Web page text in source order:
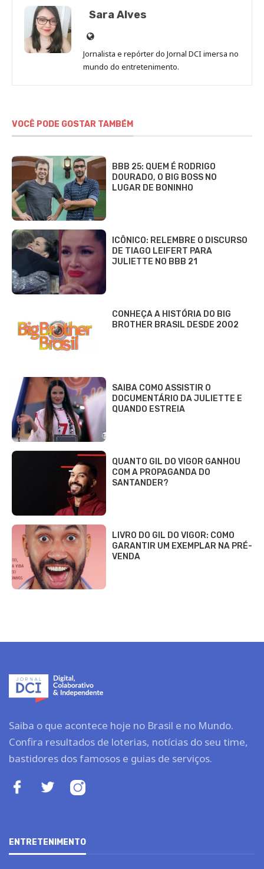
Sara Alves
Site
de
Sara
Jornalista e repórter do Jornal DCI imersa no
mundo do entretenimento.
VOCÊ PODE GOSTAR TAMBÉM
BBB 25: QUEM É RODRIGO
DOURADO, O BIG BOSS NO
LUGAR DE BONINHO
ICÔNICO: RELEMBRE O DISCURSO
DE TIAGO LEIFERT PARA
JULIETTE NO BBB 21
CONHEÇA A HISTÓRIA DO BIG
BROTHER BRASIL DESDE 2002
SAIBA COMO ASSISTIR O
DOCUMENTÁRIO DA JULIETTE E
QUANDO ESTREIA
QUANTO GIL DO VIGOR GANHOU
COM A PROPAGANDA DO
SANTANDER?
LIVRO DO GIL DO VIGOR: COMO
GARANTIR UM EXEMPLAR NA PRÉ-
VENDA
Saiba o que acontece hoje no Brasil e no Mundo.
Confira resultados de loterias, notícias do seu time,
bastidores dos famosos e guias de serviços.
ENTRETENIMENTO